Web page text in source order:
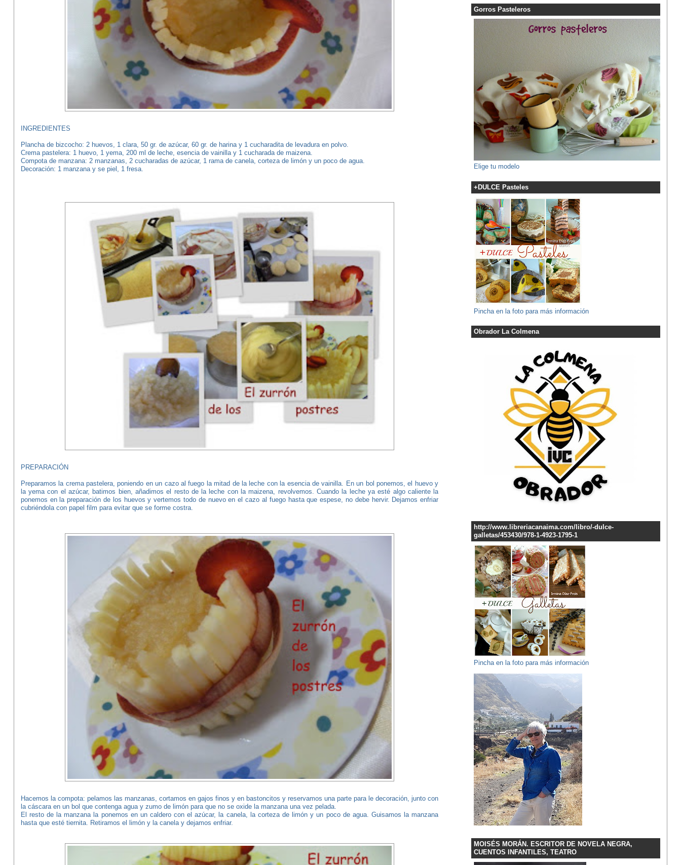
INGREDIENTES
Plancha de bizcocho: 2 huevos, 1 clara, 50 gr. de azúcar, 60 gr. de harina y 1 cucharadita de levadura en polvo.
Crema pastelera: 1 huevo, 1 yema, 200 ml de leche, esencia de vainilla y 1 cucharada de maizena.
Compota de manzana: 2 manzanas, 2 cucharadas de azúcar, 1 rama de canela, corteza de limón y un poco de agua.
Decoración: 1 manzana y se piel, 1 fresa.
PREPARACIÓN
Preparamos la crema pastelera, poniendo en un cazo al fuego la mitad de la leche con la esencia de vainilla. En un bol ponemos, el huevo y
la yema con el azúcar, batimos bien, añadimos el resto de la leche con la maizena, revolvemos. Cuando la leche ya esté algo caliente la
ponemos en la preparación de los huevos y vertemos todo de nuevo en el cazo al fuego hasta que espese, no debe hervir. Dejamos enfriar
cubriéndola con papel film para evitar que se forme costra.
Hacemos la compota: pelamos las manzanas, cortamos en gajos finos y en bastoncitos y reservamos una parte para le decoración, junto con
la cáscara en un bol que contenga agua y zumo de limón para que no se oxide la manzana una vez pelada.
El resto de la manzana la ponemos en un caldero con el azúcar, la canela, la corteza de limón y un poco de agua. Guisamos la manzana
hasta que esté tiernita. Retiramos el limón y la canela y dejamos enfriar.
Gorros Pasteleros
Elige tu modelo
+DULCE Pasteles
Pincha en la foto para más información
Obrador La Colmena
http://www.libreriacanaima.com/libro/-dulce-
galletas/453430/978-1-4923-1795-1
Pincha en la foto para más información
MOISÉS MORÁN. ESCRITOR DE NOVELA NEGRA,
CUENTOS INFANTILES, TEATRO